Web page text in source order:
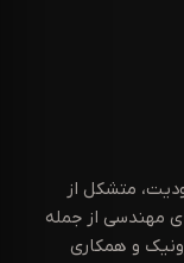
متشکل از
مهندسی از جمله
و همکاری